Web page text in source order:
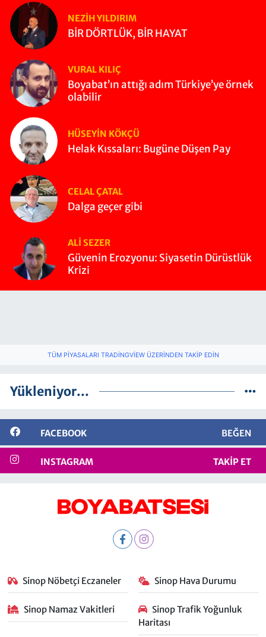
NEZIH YILDIRIM
BİR DÖRTLÜK, BİR HAYAT
VURAL KILIÇ
Boyabat’ın attığı adım Türkiye’ye örnek
olabilir
HÜSEYIN KÖKÇÜ
Helak Kıssaları: Bugüne Düşen Pay
CELAL ÇATAL
Dalga geçer gibi
ALI SEZER
Güvenin Erozyonu: Siyasetin Dürüstlük
Krizi
TÜM PIYASALARI TRADINGVIEW ÜZERINDEN TAKIP EDIN
Yükleniyor...
FACEBOOK BEĞEN
INSTAGRAM TAKIP ET
Sinop Nöbetçi Eczaneler Sinop Hava Durumu
Sinop Namaz Vakitleri
Sinop Trafik Yoğunluk
Haritası